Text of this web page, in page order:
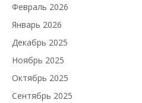
Февраль 2026
Январь 2026
Декабрь 2025
Ноябрь 2025
Октябрь 2025
Сентябрь 2025